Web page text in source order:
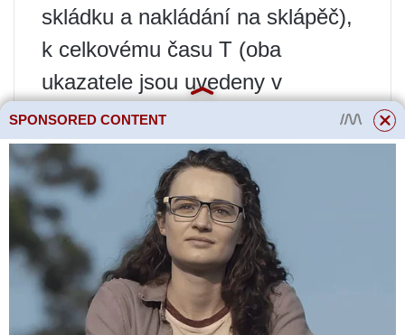
skládku a nakládání na sklápěč),
k celkovému času T (oba
ukazatele jsou uvedeny v
hodinách) za konkrétní dobu
provozu rypadla. Pro výpočet K
Použitý vzorec je:
Například Tчdoba výkopu je 6
hodin a směna trvá 8 hodin, pak:
Provozní výkon
Hovoříme o průměrném výkonu
SPONSORED CONTENT